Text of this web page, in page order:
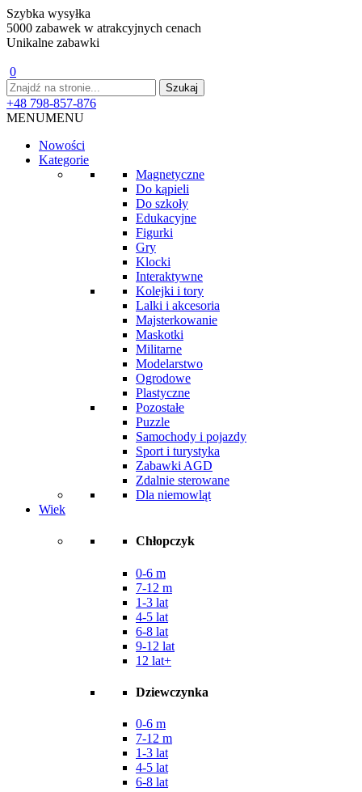
Szybka wysyłka
5000 zabawek w atrakcyjnych cenach
Unikalne zabawki
0
+48 798-857-876
MENUMENU
Nowości
Kategorie
Magnetyczne
Do kąpieli
Do szkoły
Edukacyjne
Figurki
Gry
Klocki
Interaktywne
Kolejki i tory
Lalki i akcesoria
Majsterkowanie
Maskotki
Militarne
Modelarstwo
Ogrodowe
Plastyczne
Pozostałe
Puzzle
Samochody i pojazdy
Sport i turystyka
Zabawki AGD
Zdalnie sterowane
Dla niemowląt
Wiek
Chłopczyk
0-6 m
7-12 m
1-3 lat
4-5 lat
6-8 lat
9-12 lat
12 lat+
Dziewczynka
0-6 m
7-12 m
1-3 lat
4-5 lat
6-8 lat